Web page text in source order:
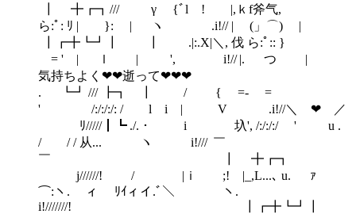
┃ ╋┏┓ /// γ {ﾞl ! ゝ|,ｋf斧气,
ら:ﾟ: ﾘ | }: | ヽ .i!// | (」⌒) |
┃┏╋┗┛┃ ┃ .|:.X|＼, 伐 ら:ﾟ:: }
ゞ= ' | ｌ | ', i!// |. つ |
気持ちよく❤❤逝って❤❤❤
. ┗┛ /// ┣┓ ┃ / { ゞ=- ゞ=
' /:/:/:/: / l i | V .i!//＼ ❤ ／
ﾘ/////┃┗ ./.・ i ゞ圦', /:/:/:/ ' u .
/ / / 从... ヽ i!/// ￣
￣ ┃ ╋┏┓
j//////! / |ｉ ;! |_,L...､ u. ｧ
⌒:ヽ. ィ ﾘｲィイ.ﾞ＼ ヽ.
i!///////! ┃┏╋┗┛┃